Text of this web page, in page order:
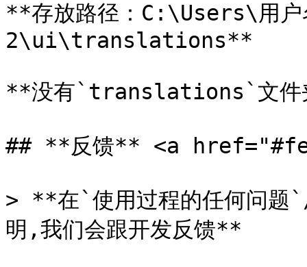
**存放路径：C:\Users\
2\ui\translations**
**没有`translations`文件
## **反馈** <a
> **在`使用过程的任何问题
明,我们会跟开发反馈**